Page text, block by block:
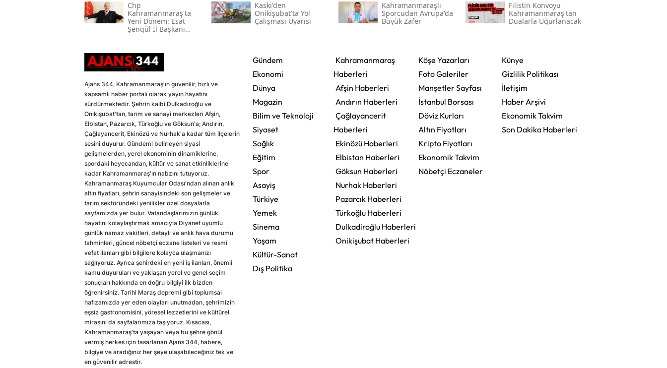
Chp
Kahramanmaraş'ta
Yeni Dönem: Esat
Şengül İl Başkanı
Kaski̇'den
Onikişubat'ta Yol
Çalışması Uyarısı
Kahramanmaraşlı
Sporcudan Avrupa'da
Büyük Zafer
Filistin Konvoyu
Kahramanmaraş'tan
Dualarla Uğurlanacak
Ajans 344, Kahramanmaraş'ın güvenilir, hızlı ve
kapsamlı haber portalı olarak yayın hayatını
sürdürmektedir. Şehrin kalbi Dulkadiroğlu ve
Onikişubat'tan, tarım ve sanayi merkezleri Afşin,
Elbistan, Pazarcık, Türkoğlu ve Göksun'a; Andırın,
Çağlayancerit, Ekinözü ve Nurhak'a kadar tüm ilçelerin
sesini duyurur. Gündemi belirleyen siyasi
gelişmelerden, yerel ekonominin dinamiklerine,
spordaki heyecandan, kültür ve sanat etkinliklerine
kadar Kahramanmaraş'ın nabzını tutuyoruz.
Kahramanmaraş Kuyumcular Odası'ndan alınan anlık
altın fiyatları, şehrin sanayisindeki son gelişmeler ve
tarım sektöründeki yenilikler özel dosyalarla
sayfamızda yer bulur. Vatandaşlarımızın günlük
hayatını kolaylaştırmak amacıyla Diyanet uyumlu
günlük namaz vakitleri, detaylı ve anlık hava durumu
tahminleri, güncel nöbetçi eczane listeleri ve resmi
vefat ilanları gibi bilgilere kolayca ulaşmanızı
sağlıyoruz. Ayrıca şehirdeki en yeni iş ilanları, önemli
kamu duyuruları ve yaklaşan yerel ve genel seçim
sonuçları hakkında en doğru bilgiyi ilk bizden
öğrenirsiniz. Tarihi Maraş depremi gibi toplumsal
hafızamızda yer eden olayları unutmadan, şehrimizin
eşsiz gastronomisini, yöresel lezzetlerini ve kültürel
mirasını da sayfalarımıza taşıyoruz. Kısacası,
Kahramanmaraş'ta yaşayan veya bu şehre gönül
vermiş herkes için tasarlanan Ajans 344, habere,
bilgiye ve aradığınız her şeye ulaşabileceğiniz tek ve
en güvenilir adrestir.
Gündem
Ekonomi
Dünya
Magazin
Bilim ve Teknoloji
Siyaset
Sağlık
Eğitim
Spor
Asayiş
Türkiye
Yemek
Sinema
Yaşam
Kültür-Sanat
Dış Politika
Kahramanmaraş
Haberleri
Afşin Haberleri
Andırın Haberleri
Çağlayancerit
Haberleri
Ekinözü Haberleri
Elbistan Haberleri
Göksun Haberleri
Nurhak Haberleri
Pazarcık Haberleri
Türkoğlu Haberleri
Dulkadiroğlu Haberleri
Onikişubat Haberleri
Köşe Yazarları
Foto Galeriler
Manşetler Sayfası
İstanbul Borsası
Döviz Kurları
Altın Fiyatları
Kripto Fiyatları
Ekonomik Takvim
Nöbetçi Eczaneler
Künye
Gizlilik Politikası
İletişim
Haber Arşivi
Ekonomik Takvim
Son Dakika Haberleri